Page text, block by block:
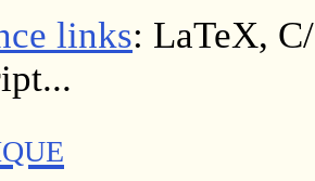
links: LaTeX,